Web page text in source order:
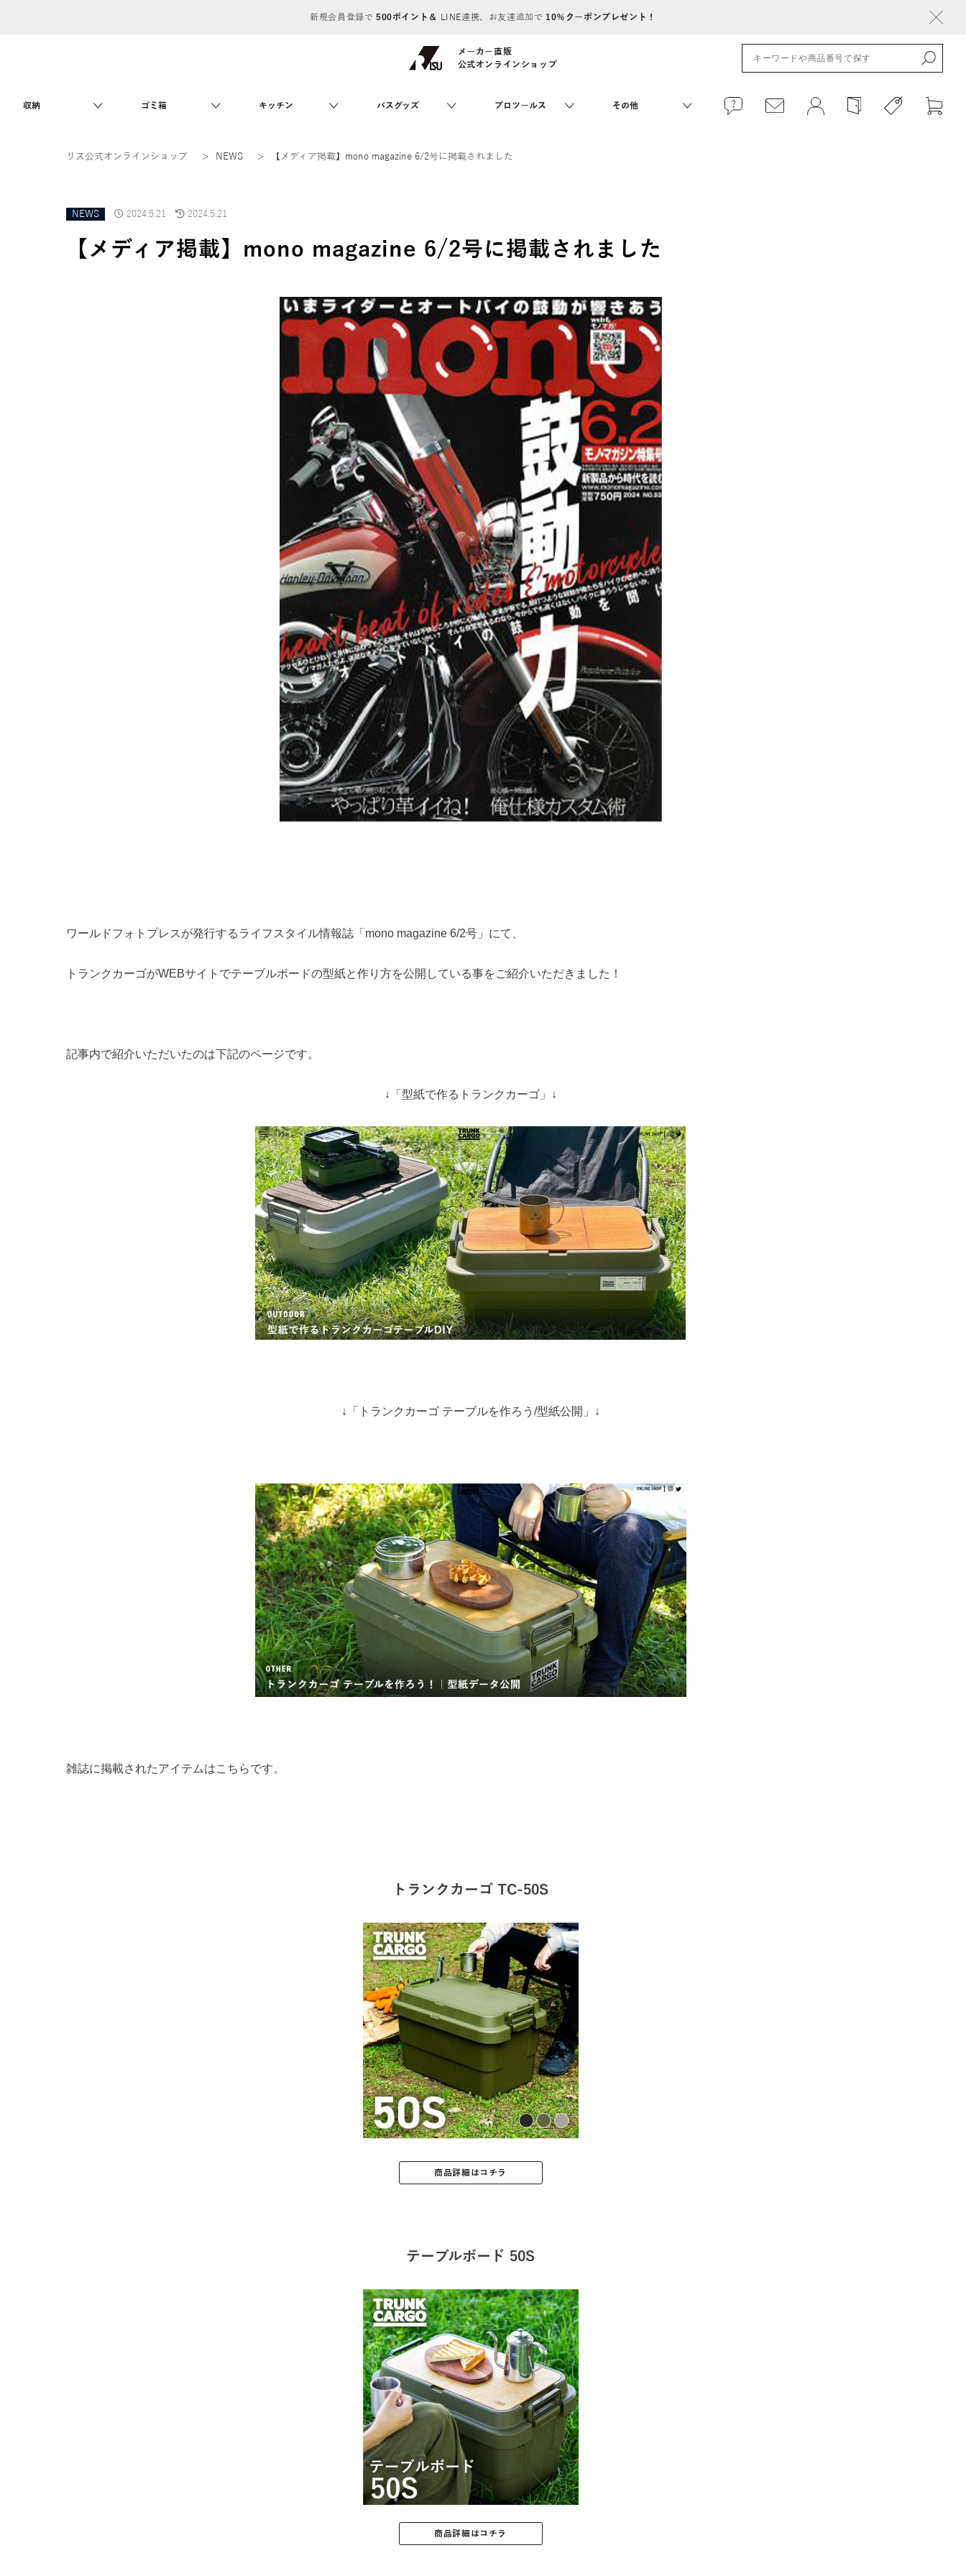
新規会員登録で500ポイント＆ LINE連携、お友達追加で 10％クーポンプレゼント！
メーカー直販
公式オンラインショップ
収納 ゴミ箱 キッチン バスグッズ プロツールス その他
リス公式オンラインショップ > NEWS > 【メディア掲載】mono magazine 6/2号に掲載されました
NEWS 2024.5.21 2024.5.21
【メディア掲載】mono magazine 6/2号に掲載されました
ワールドフォトプレスが発行するライフスタイル情報誌「mono magazine 6/2号」にて、
トランクカーゴがWEBサイトでテーブルボードの型紙と作り方を公開している事をご紹介いただきました！
記事内で紹介いただいたのは下記のページです。
↓「型紙で作るトランクカーゴ」↓
↓「トランクカーゴ テーブルを作ろう/型紙公開」↓
雑誌に掲載されたアイテムはこちらです。
トランクカーゴ TC-50S
商品詳細はコチラ
テーブルボード 50S
商品詳細はコチラ